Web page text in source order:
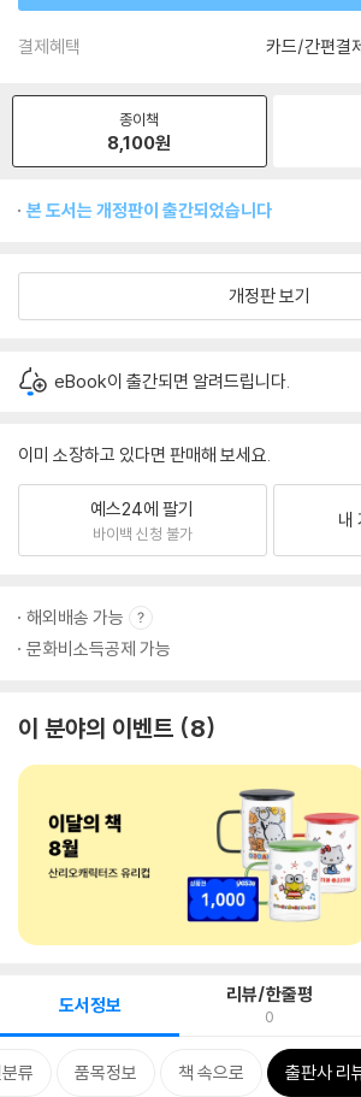
결제혜택 카드/간편결
종이책
8,100원
본 도서는 개정판이 출간되었습니다
개정판 보기
eBook이 출간되면 알려드립니다.
이미 소장하고 있다면 판매해 보세요.
예스24에 팔기
바이백 신청 불가
내
해외배송 가능
문화비소득공제 가능
이 분야의 이벤트 8
도서정보 리뷰/한줄평
0
류 품목정보 책 속으로 출판사 리